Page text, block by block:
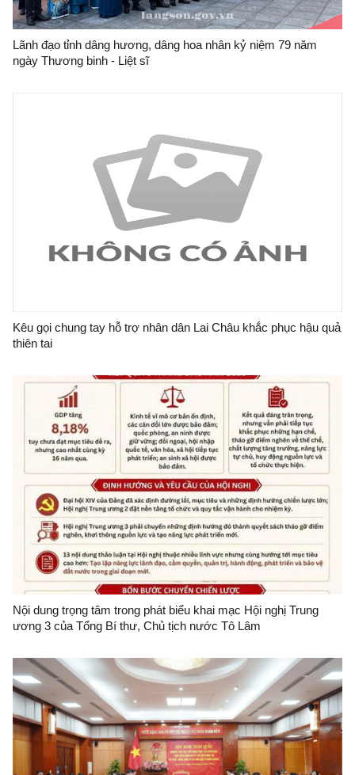
Lãnh đạo tỉnh dâng hương, dâng hoa nhân kỷ niệm 79 năm
ngày Thương binh - Liệt sĩ
Kêu gọi chung tay hỗ trợ nhân dân Lai Châu khắc phục hậu quả
thiên tai
Nội dung trọng tâm trong phát biểu khai mạc Hội nghị Trung
ương 3 của Tổng Bí thư, Chủ tịch nước Tô Lâm